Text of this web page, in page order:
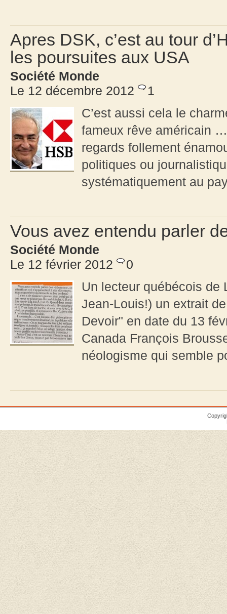
Apres DSK, c’est au tour
les poursuites aux USA
Société Monde
Le 12 décembre 2012
1
C’est aussi cela le
fameux rêve américain
regards follement
politiques ou
systématiquement au
Vous avez entendu parler
Société Monde
Le 12 février 2012
0
Un lecteur québécois de
Jean-Louis!) un extrait
Devoir" en date du 13
Canada François
néologisme qui semble